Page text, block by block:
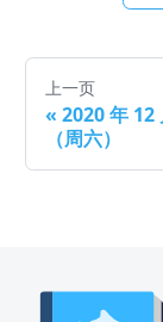
上一页
« 2020 年 12
（周六）